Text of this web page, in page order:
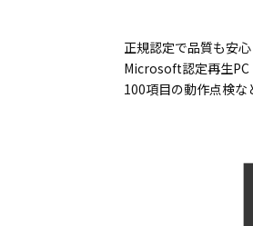
正規認定で品質も安心
Microsoft認定再生PC
100項目の動作点検な